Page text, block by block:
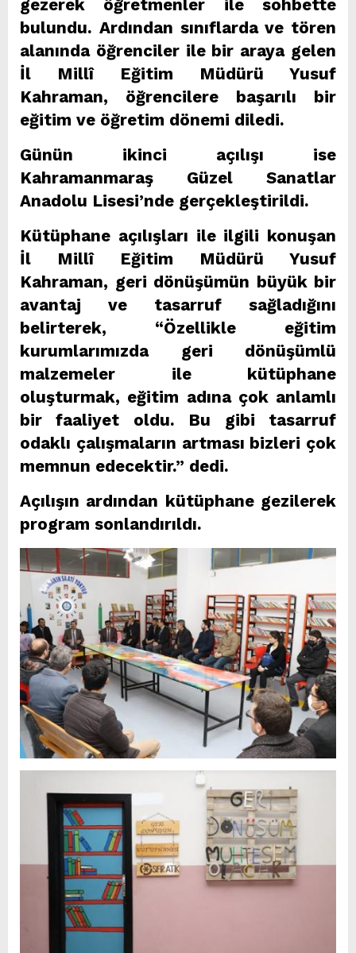
gezerek öğretmenler ile sohbette
bulundu. Ardından sınıflarda ve tören
alanında öğrenciler ile bir araya gelen
İl Millî Eğitim Müdürü Yusuf
Kahraman, öğrencilere başarılı bir
eğitim ve öğretim dönemi diledi.
Günün ikinci açılışı ise
Kahramanmaraş Güzel Sanatlar
Anadolu Lisesi’nde gerçekleştirildi.
Kütüphane açılışları ile ilgili konuşan
İl Millî Eğitim Müdürü Yusuf
Kahraman, geri dönüşümün büyük bir
avantaj ve tasarruf sağladığını
belirterek, “Özellikle eğitim
kurumlarımızda geri dönüşümlü
malzemeler ile kütüphane
oluşturmak, eğitim adına çok anlamlı
bir faaliyet oldu. Bu gibi tasarruf
odaklı çalışmaların artması bizleri çok
memnun edecektir.” dedi.
Açılışın ardından kütüphane gezilerek
program sonlandırıldı.